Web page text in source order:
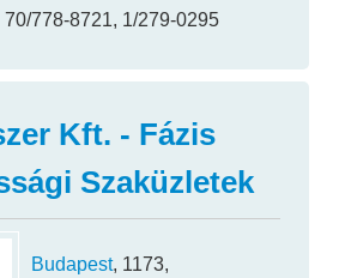
70/778-8721, 1/279-0295
Kft. - Fázis
Szaküzletek
Budapest, 1173,